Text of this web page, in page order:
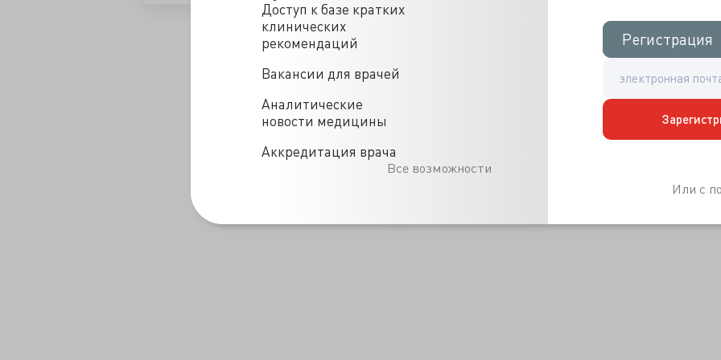
Доступ к базе кратких
клинических
рекомендаций
Вакансии для врачей
Аналитические
новости медицины
Аккредитация врача
Все возможности
Регистрация
Регистрация
Или с
/blogs/okolozarplatnoe_ili_komu_v_meditsine_zhit_khorosho-24-02-2020